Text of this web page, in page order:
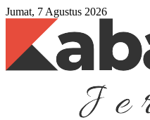
Jumat, 7 Agustus 2026